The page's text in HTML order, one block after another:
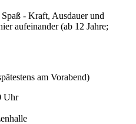
- Kraft, Ausdauer und
aufeinander (ab 12 Jahre;
am Vorabend)
Uhr